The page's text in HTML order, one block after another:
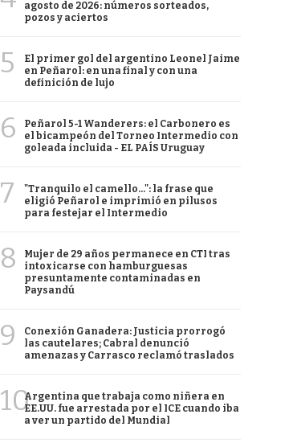
agosto de 2026: números sorteados,
pozos y aciertos
5
El primer gol del argentino Leonel Jaime
en Peñarol: en una final y con una
definición de lujo
6
Peñarol 5-1 Wanderers: el Carbonero es
el bicampeón del Torneo Intermedio con
goleada incluida - EL PAÍS Uruguay
7
"Tranquilo el camello...": la frase que
eligió Peñarol e imprimió en pilusos
para festejar el Intermedio
8
Mujer de 29 años permanece en CTI tras
intoxicarse con hamburguesas
presuntamente contaminadas en
Paysandú
9
Conexión Ganadera: Justicia prorrogó
las cautelares; Cabral denunció
amenazas y Carrasco reclamó traslados
10Argentina que trabaja como niñera en
EE.UU. fue arrestada por el ICE cuando iba
a ver un partido del Mundial